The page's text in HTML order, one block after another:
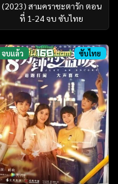
(2023) สามคราชะตารัก ตอน
ที่ 1-24 จบ ซับไทย
จบแล้ว ซับไทย